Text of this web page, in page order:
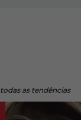
as tendências